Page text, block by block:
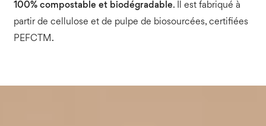
100% compostable et biodégradable. Il est fabriqué à
partir de cellulose et de pulpe de biosourcées, certifiées
PEFCTM.